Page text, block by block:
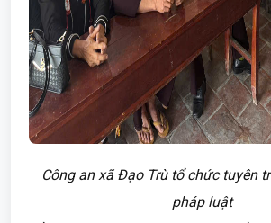
Công an xã Đạo Trù tổ chức tuyên
pháp luật